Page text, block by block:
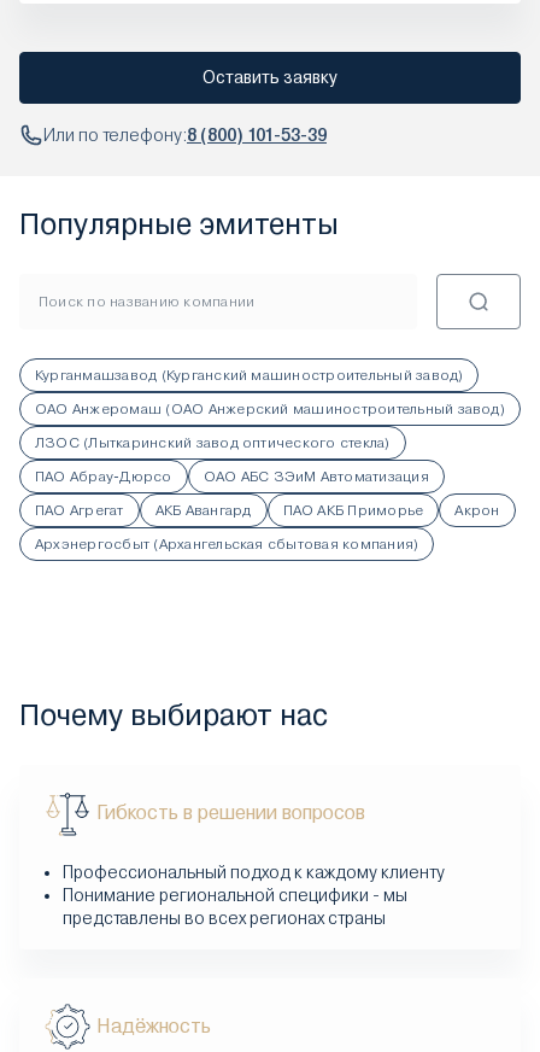
Оставить заявку
Или по телефону:8 (800) 101-53-39
Популярные эмитенты
Курганмашзавод (Курганский машиностроительный завод)
ОАО Анжеромаш (ОАО Анжерский машиностроительный завод)
ЛЗОС (Лыткаринский завод оптического стекла)
ПАО Абрау-Дюрсо
ОАО АБС ЗЭиМ Автоматизация
ПАО Агрегат
АКБ Авангард ПАО АКБ Приморье
Акрон
Архэнергосбыт (Архангельская сбытовая компания)
Почему выбирают нас
Гибкость в решении вопросов
Профессиональный подход к каждому клиенту
Понимание региональной специфики - мы
представлены во всех регионах страны
Надёжность